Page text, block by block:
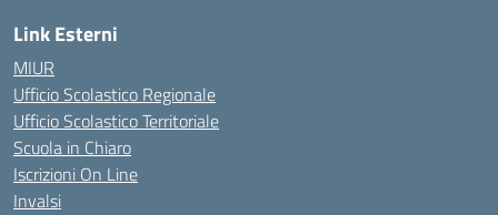
Link Esterni
MIUR
Ufficio Scolastico Regionale
Ufficio Scolastico Territoriale
Scuola in Chiaro
Iscrizioni On Line
Invalsi